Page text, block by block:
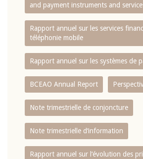
and payment instruments and
Rapport annuel sur les services
téléphonie mobile
Rapport annuel sur les systèmes de
BCEAO Annual Report
Note trimestrielle de conjoncture
Note trimestrielle d‘information
Rapport annuel sur l‘évolution des